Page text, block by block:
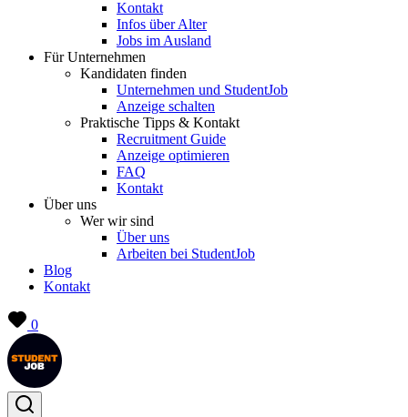
Kontakt
Infos über Alter
Jobs im Ausland
Für Unternehmen
Kandidaten finden
Unternehmen und StudentJob
Anzeige schalten
Praktische Tipps & Kontakt
Recruitment Guide
Anzeige optimieren
FAQ
Kontakt
Über uns
Wer wir sind
Über uns
Arbeiten bei StudentJob
Blog
Kontakt
0